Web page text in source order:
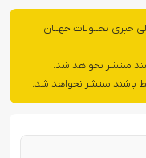
خبری تحــولات جهــان
منتشر نخواهد شد.
باشند منتشر نخواهد شد.